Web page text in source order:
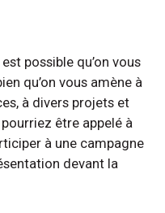
possible qu’on vous
qu’on vous amène à
à divers projets et
être appelé à
à une campagne
devant la